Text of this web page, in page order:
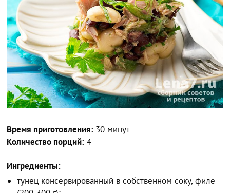
Время приготовления: 30 минут
Количество порций: 4
Ингредиенты:
тунец консервированный в собственном соку, филе